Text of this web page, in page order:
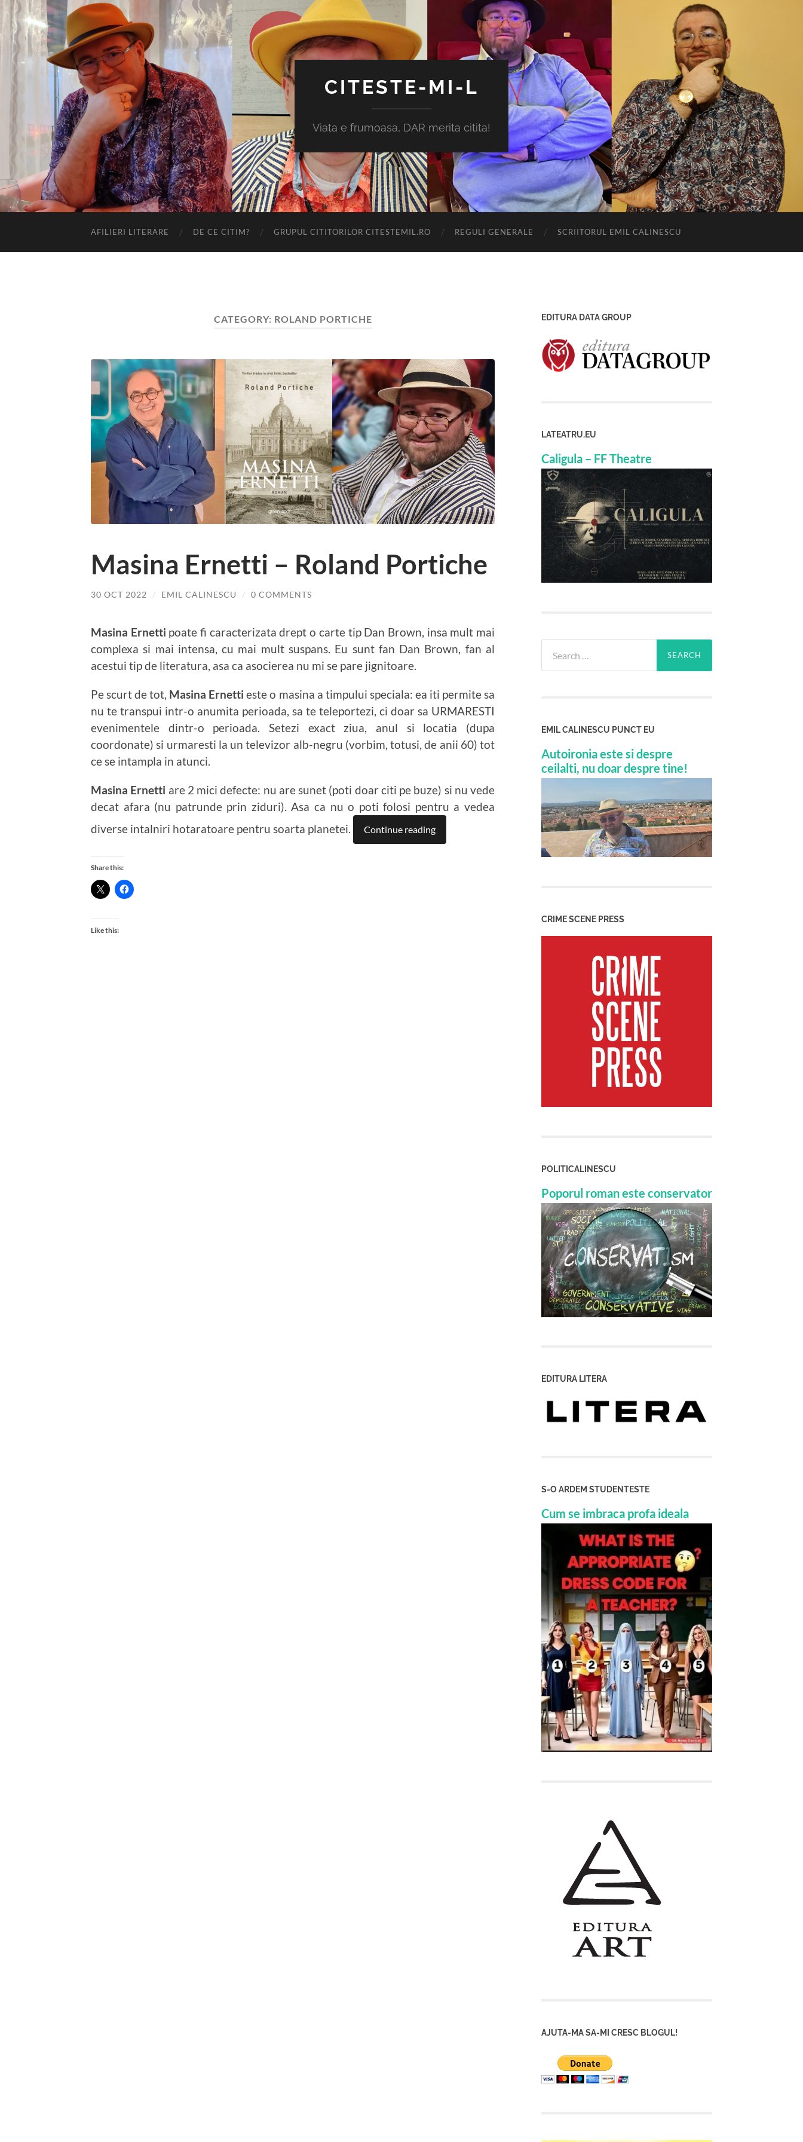
CITESTE-MI-L
Viata e frumoasa, DAR merita citita!
AFILIERI LITERARE DE CE CITIM? GRUPUL CITITORILOR CITESTEMIL.RO REGULI GENERALE SCRIITORUL EMIL CALINESCU
CATEGORY: ROLAND PORTICHE
Masina Ernetti – Roland Portiche
30 OCT 2022 / EMIL CALINESCU / 0 COMMENTS
Masina Ernetti poate fi caracterizata drept o carte tip Dan Brown, insa mult mai
complexa si mai intensa, cu mai mult suspans. Eu sunt fan Dan Brown, fan al
acestui tip de literatura, asa ca asocierea nu mi se pare jignitoare.
Pe scurt de tot, Masina Ernetti este o masina a timpului speciala: ea iti permite sa
nu te transpui intr-o anumita perioada, sa te teleportezi, ci doar sa URMARESTI
evenimentele dintr-o perioada. Setezi exact ziua, anul si locatia (dupa
coordonate) si urmaresti la un televizor alb-negru (vorbim, totusi, de anii 60) tot
ce se intampla in atunci.
Masina Ernetti are 2 mici defecte: nu are sunet (poti doar citi pe buze) si nu vede
decat afara (nu patrunde prin ziduri). Asa ca nu o poti folosi pentru a vedea
diverse intalniri hotaratoare pentru soarta planetei.
Continue reading
Share this:
Like this:
EDITURA DATA GROUP
LATEATRU.EU
Caligula – FF Theatre
for:
EMIL CALINESCU PUNCT EU
Autoironia este si despre
ceilalti, nu doar despre tine!
CRIME SCENE PRESS
POLITICALINESCU
Poporul roman este conservator
EDITURA LITERA
S-O ARDEM STUDENTESTE
Cum se imbraca profa ideala
AJUTA-MA SA-MI CRESC BLOGUL!